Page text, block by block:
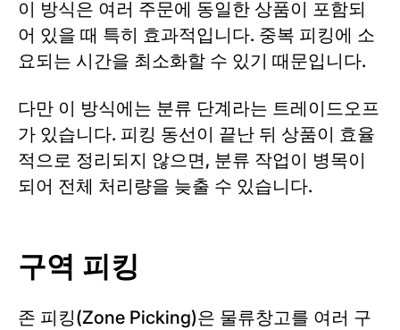
이 방식은 여러 주문에 동일한 상품이 포함되
어 있을 때 특히 효과적입니다. 중복 피킹에 소
요되는 시간을 최소화할 수 있기 때문입니다.
다만 이 방식에는 분류 단계라는 트레이드오프
가 있습니다. 피킹 동선이 끝난 뒤 상품이 효율
적으로 정리되지 않으면, 분류 작업이 병목이
되어 전체 처리량을 늦출 수 있습니다.
구역 피킹
존 피킹(Zone Picking)은 물류창고를 여러 구